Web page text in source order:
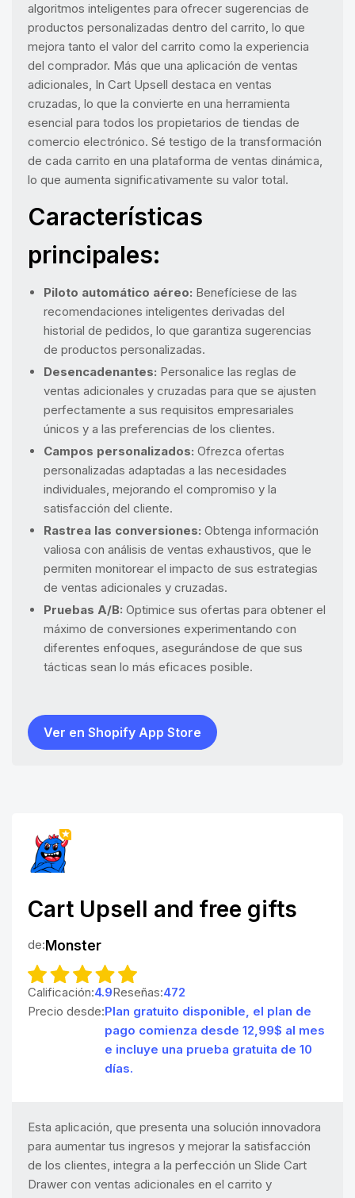
algoritmos inteligentes para ofrecer sugerencias de
productos personalizadas dentro del carrito, lo que
mejora tanto el valor del carrito como la experiencia
del comprador. Más que una aplicación de ventas
adicionales, In Cart Upsell destaca en ventas
cruzadas, lo que la convierte en una herramienta
esencial para todos los propietarios de tiendas de
comercio electrónico. Sé testigo de la transformación
de cada carrito en una plataforma de ventas dinámica,
lo que aumenta significativamente su valor total.
Características
principales:
Piloto automático aéreo: Benefíciese de las
recomendaciones inteligentes derivadas del
historial de pedidos, lo que garantiza sugerencias
de productos personalizadas.
Desencadenantes: Personalice las reglas de
ventas adicionales y cruzadas para que se ajusten
perfectamente a sus requisitos empresariales
únicos y a las preferencias de los clientes.
Campos personalizados: Ofrezca ofertas
personalizadas adaptadas a las necesidades
individuales, mejorando el compromiso y la
satisfacción del cliente.
Rastrea las conversiones: Obtenga información
valiosa con análisis de ventas exhaustivos, que le
permiten monitorear el impacto de sus estrategias
de ventas adicionales y cruzadas.
Pruebas A/B: Optimice sus ofertas para obtener el
máximo de conversiones experimentando con
diferentes enfoques, asegurándose de que sus
tácticas sean lo más eficaces posible.
Ver en Shopify App Store
Cart Upsell and free gifts
de: Monster
Calificación:4.9Reseñas:472
Precio desde:Plan gratuito disponible, el plan de
pago comienza desde 12,99$ al mes
e incluye una prueba gratuita de 10
días.
Esta aplicación, que presenta una solución innovadora
para aumentar tus ingresos y mejorar la satisfacción
de los clientes, integra a la perfección un Slide Cart
Drawer con ventas adicionales en el carrito y